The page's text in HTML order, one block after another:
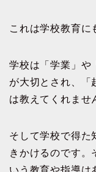
これは学校教育に
学校は「学業」や
が大切とされ、「
は教えてくれませ
そして学校で得た
きかけるのです。